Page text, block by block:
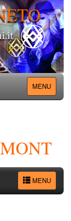
MENU
MENU